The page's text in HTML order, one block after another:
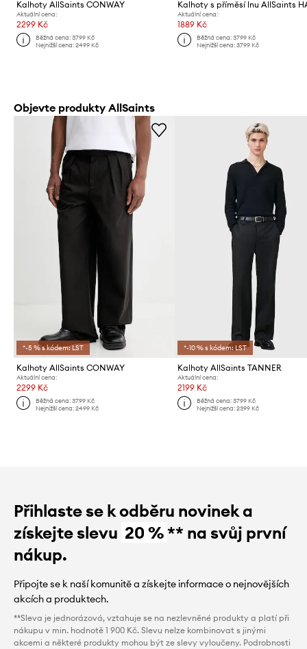
Kalhoty AllSaints CONWAY
Aktuální cena:
2299 Kč
Běžná cena:3799 Kč
Nejnižší cena:2499 Kč
Aktuální cena:
1889 Kč
Běžná cena: 3799 Kč
Nejnižší cena: 3799 Kč
Objevte produkty AllSaints
*-5 % s kódem: LST
Kalhoty AllSaints CONWAY
Aktuální cena:
2299 Kč
Běžná cena:3799 Kč
Nejnižší cena:2499 Kč
*-10 % s kódem: LST
Kalhoty AllSaints TANNER
Aktuální cena:
2199 Kč
Běžná cena: 3799 Kč
Nejnižší cena: 2399 Kč
Přihlaste se k odběru novinek a
získejte slevu 20 %** na svůj první
nákup.
Připojte se k naší komunitě a získejte informace o nejnovějších
akcích a produktech.
**Sleva je jednorázová, vztahuje se na nezlevněné produkty a platí při
nákupu v min. hodnotě 1 900 Kč. Slevu nelze kombinovat s jinými
akcemi a některé produkty mohou být ze slevy vyloučeny. Podrobnosti